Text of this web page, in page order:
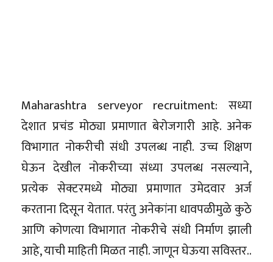
Maharashtra serveyor recruitment: सध्या
देशात प्रचंड मोठ्या प्रमाणात बेरोजगारी आहे. अनेक
विभागात नोकरीची संधी उपलब्ध नाही. उच्च शिक्षण
घेऊन देखील नोकरीच्या संध्या उपलब्ध नसल्याने,
प्रत्येक सेक्टरमध्ये मोठ्या प्रमाणात उमेदवार अर्ज
करताना दिसून येतात. परंतु अनेकांना धावपळीमुळे कुठे
आणि कोणत्या विभागात नोकरीचे संधी निर्माण झाली
आहे, याची माहिती मिळत नाही. जाणून घेऊया सविस्तर..